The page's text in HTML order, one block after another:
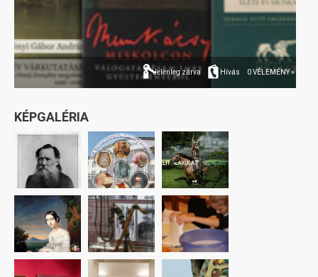
Jelenleg zárva Hívás 0 VÉLEMÉNY »
KÉPGALÉRIA